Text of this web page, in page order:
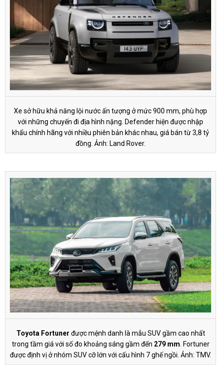
Xe sở hữu khả năng lội nước ấn tượng ở mức 900 mm, phù hợp
với những chuyến đi địa hình nặng. Defender hiện được nhập
khẩu chính hãng với nhiều phiên bản khác nhau, giá bán từ3,8 tỷ
đồng. Ảnh: Land Rover.
Toyota Fortuner được mệnh danh là mẫu SUV gầm cao nhất
trong tầm giá với số đo khoảng sáng gầm đến 279 mm. Fortuner
được định vị ở nhóm SUV cỡ lớn với cấu hình 7 ghế ngồi. Ảnh: TMV.